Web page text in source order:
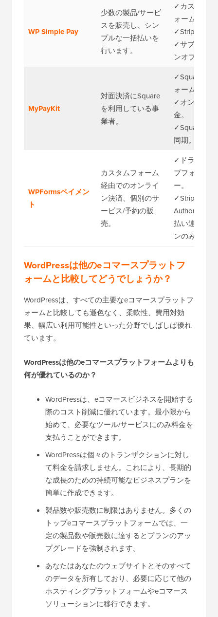
WP Simple Pay
少数の製品/サービ
スを販売し、シン
プルな一括払いを
行います。
✓カスタム
ォーム。
✓Stripe連携
✓サブスク
ンオプショ
MyPayKit
対面決済にSquare
を利用している事
業者。
✓Square支
ォーム。
✓オンライ
金。
✓Square
同期。
WPFormsペイメン
ト
カスタムフォーム
経由でのオンライ
ン決済、個別のサ
ービス/予約の販
売。
✓ドラッグ
プフォーム
ー。
✓Stripe、
払い連携（
ンのみ）。
WordPressは他のeコマースプラットフ
ォームと比較してどうでしょうか？
WordPressは、すべての主要なeコマースプラットフ
ォームと比較しても遜色なく、柔軟性、費用対効
果、幅広い利用可能性といった分野でしばしば優れ
ています。
WordPressは他のeコマースプラットフォームよりも
何が優れているのか？
WordPressは、eコマースビジネスを開始する
際のコスト削減に優れています。最小限から
始めて、必要なツール/サービスにのみ料金を
支払うことができます。
WordPressは個々のトランザクションに対し
て料金を請求しません。これにより、長期的
な成長のための持続可能なビジネスプランを
簡単に作成できます。
製品数や販売数に制限はありません。多くの
トップeコマースプラットフォームでは、一
定の製品数や販売数に達するとプランのアッ
プグレードを強制されます。
あなたはあなたのウェブサイトとそのすべて
のデータを所有しており、必要に応じて他の
ホスティングプラットフォームやeコマース
ソリューションに移行できます。